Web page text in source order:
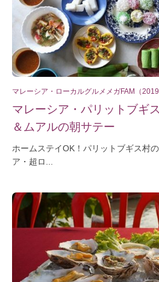
マレーシア・ローカルグルメメガFAM（2019
マレーシア・パリットブギ
＆ムアルの朝サテー
ホームステイOK！パリットブギス村
ア・超ロ...